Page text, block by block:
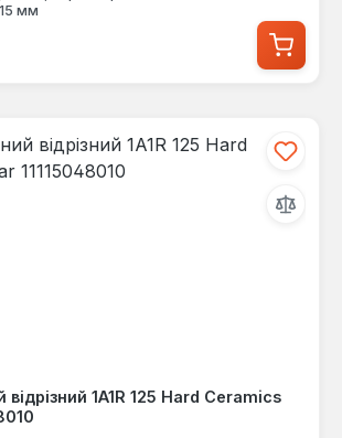
мм
1A1R 125 Hard Ceramics